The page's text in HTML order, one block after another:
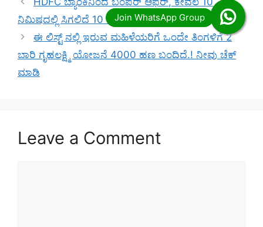
ನಿಮಿಷದಲ್ಲಿ ಸಿಗಲಿದೆ 10 ಲಕ್ಷದವರೆಗೆ ಸಾಲ.!
ಈ ಲಿಸ್ಟ್ ನಲ್ಲಿ ಇರುವ ಮಹಿಳೆಯರಿಗೆ ಒಂದೇ ತಿಂಗಳಿಗೆ 2
ಬಾರಿ ಗೃಹಲಕ್ಷ್ಮಿ ಯೋಜನೆ 4000 ಹಣ ಬಂದಿದೆ.! ನೀವು ಚೆಕ್
ಮಾಡಿ
Leave a Comment